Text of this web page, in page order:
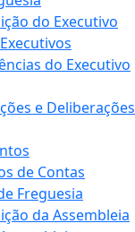
do Executivo
do Executivo
e Deliberações
de Contas
Freguesia
da Assembleia